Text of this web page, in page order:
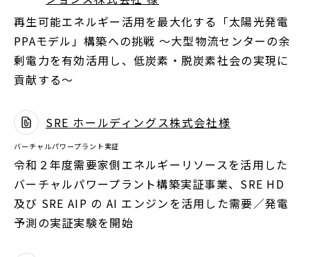
開
く
再生可能エネルギー活用を最大化する「太陽光発電
PPAモデル」構築への挑戦 ～大型物流センターの余
剰電力を有効活用し、低炭素・脱炭素社会の実現に
貢献する～
SRE ホールディングス株式会社様
別
ィ
ン
ド
バーチャルパワープラント実証
令和２年度需要家側エネルギーリソースを活用した
バーチャルパワープラント構築実証事業、SRE HD
及び SRE AIP の AI エンジンを活用した需要／発電
予測の実証実験を開始